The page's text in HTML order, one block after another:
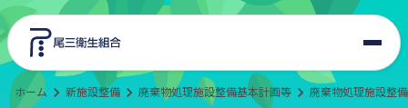
東郷美化センター
ホーム 新施設整備 廃棄物処理施設整備基本計画等 廃棄物処理施設整